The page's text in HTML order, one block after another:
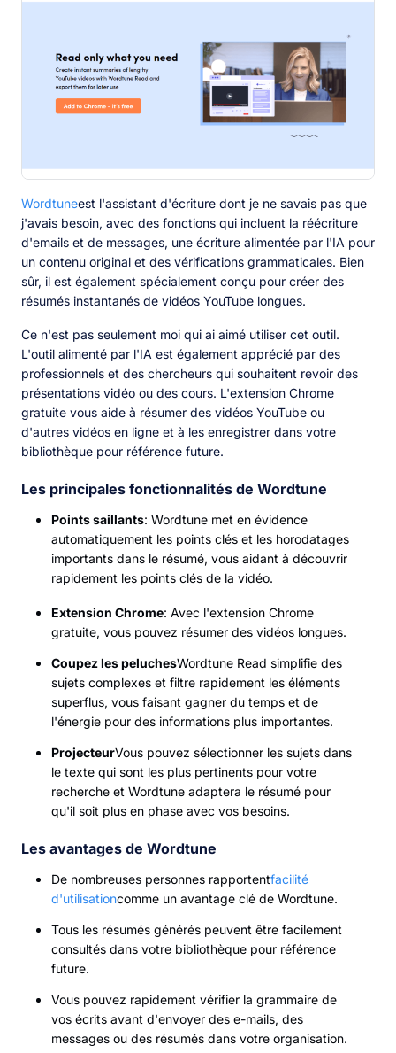
Wordtuneest l'assistant d'écriture dont je ne savais pas que
j'avais besoin, avec des fonctions qui incluent la réécriture
d'emails et de messages, une écriture alimentée par l'IA pour
un contenu original et des vérifications grammaticales. Bien
sûr, il est également spécialement conçu pour créer des
résumés instantanés de vidéos YouTube longues.
Ce n'est pas seulement moi qui ai aimé utiliser cet outil.
L'outil alimenté par l'IA est également apprécié par des
professionnels et des chercheurs qui souhaitent revoir des
présentations vidéo ou des cours. L'extension Chrome
gratuite vous aide à résumer des vidéos YouTube ou
d'autres vidéos en ligne et à les enregistrer dans votre
bibliothèque pour référence future.
Les principales fonctionnalités de Wordtune
Points saillants: Wordtune met en évidence
automatiquement les points clés et les horodatages
importants dans le résumé, vous aidant à découvrir
rapidement les points clés de la vidéo.
Extension Chrome: Avec l'extension Chrome
gratuite, vous pouvez résumer des vidéos longues.
Coupez les peluchesWordtune Read simplifie des
sujets complexes et filtre rapidement les éléments
superflus, vous faisant gagner du temps et de
l'énergie pour des informations plus importantes.
ProjecteurVous pouvez sélectionner les sujets dans
le texte qui sont les plus pertinents pour votre
recherche et Wordtune adaptera le résumé pour
qu'il soit plus en phase avec vos besoins.
Les avantages de Wordtune
De nombreuses personnes rapportentfacilité
d'utilisationcomme un avantage clé de Wordtune.
Tous les résumés générés peuvent être facilement
consultés dans votre bibliothèque pour référence
future.
Vous pouvez rapidement vérifier la grammaire de
vos écrits avant d'envoyer des e-mails, des
messages ou des résumés dans votre organisation.